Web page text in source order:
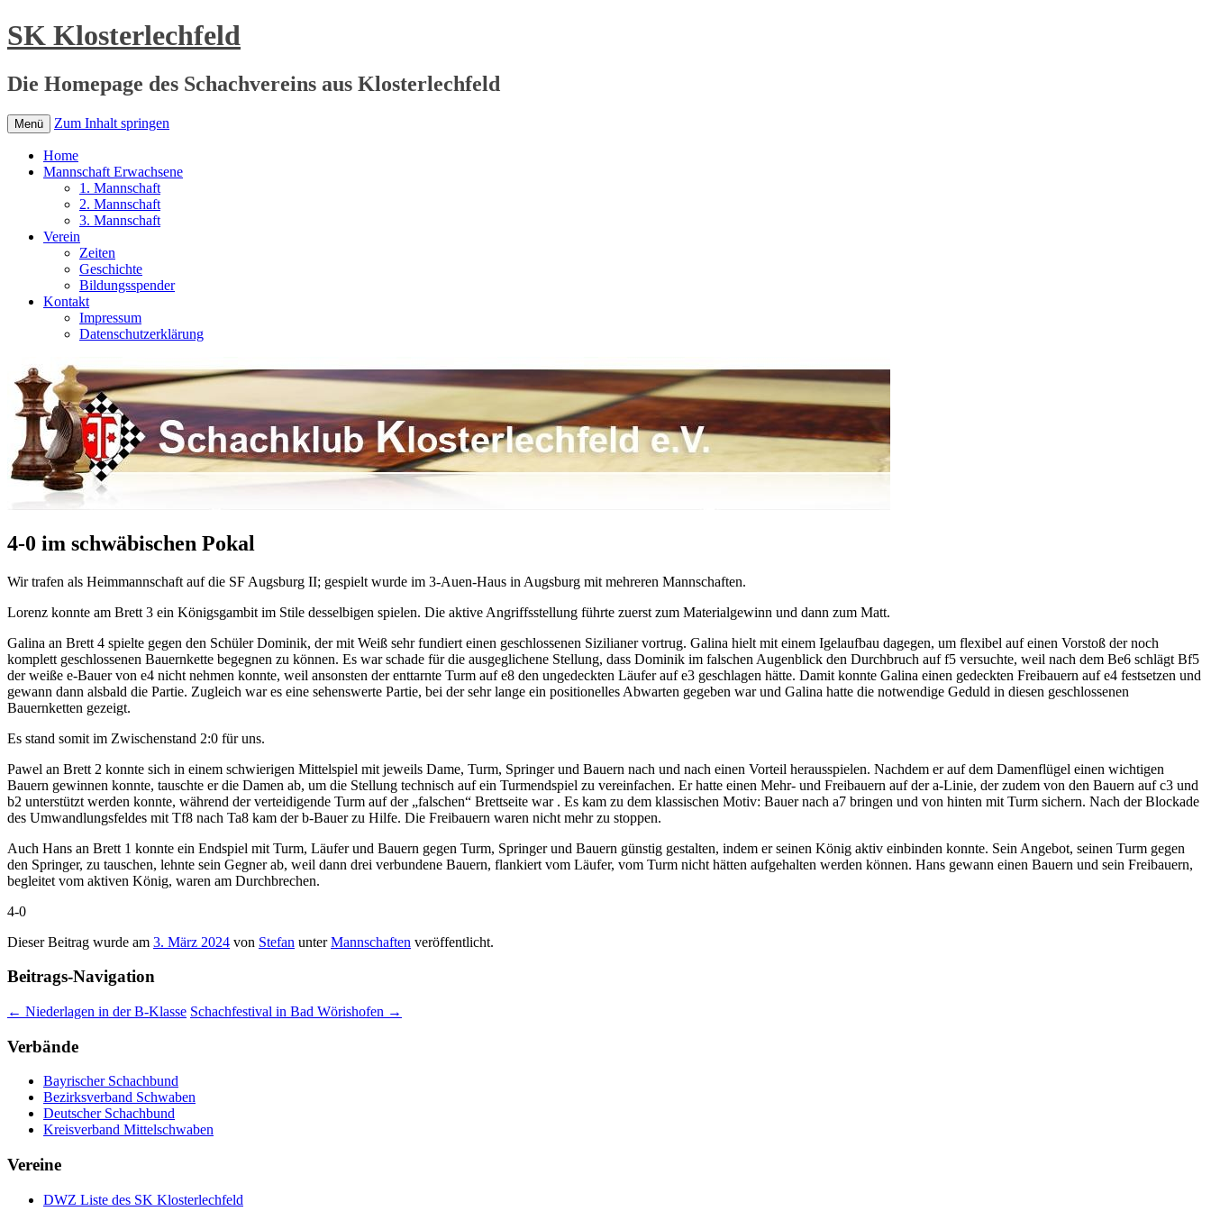
SK Klosterlechfeld
Die Homepage des Schachvereins aus Klosterlechfeld
Menü Zum Inhalt springen
Home
Mannschaft Erwachsene
1. Mannschaft
2. Mannschaft
3. Mannschaft
Verein
Zeiten
Geschichte
Bildungsspender
Kontakt
Impressum
Datenschutzerklärung
4-0 im schwäbischen Pokal
Wir trafen als Heimmannschaft auf die SF Augsburg II; gespielt wurde im 3-Auen-Haus in Augsburg mit mehreren Mannschaften.
Lorenz konnte am Brett 3 ein Königsgambit im Stile desselbigen spielen. Die aktive Angriffsstellung führte zuerst zum Materialgewinn und dann zum Matt.
Galina an Brett 4 spielte gegen den Schüler Dominik, der mit Weiß sehr fundiert einen geschlossenen Sizilianer vortrug. Galina hielt mit einem Igelaufbau dagegen, um flexibel auf einen Vorstoß der noch
komplett geschlossenen Bauernkette begegnen zu können. Es war schade für die ausgeglichene Stellung, dass Dominik im falschen Augenblick den Durchbruch auf f5 versuchte, weil nach dem Be6 schlägt Bf5
der weiße e-Bauer von e4 nicht nehmen konnte, weil ansonsten der enttarnte Turm auf e8 den ungedeckten Läufer auf e3 geschlagen hätte. Damit konnte Galina einen gedeckten Freibauern auf e4 festsetzen und
gewann dann alsbald die Partie. Zugleich war es eine sehenswerte Partie, bei der sehr lange ein positionelles Abwarten gegeben war und Galina hatte die notwendige Geduld in diesen geschlossenen
Bauernketten gezeigt.
Es stand somit im Zwischenstand 2:0 für uns.
Pawel an Brett 2 konnte sich in einem schwierigen Mittelspiel mit jeweils Dame, Turm, Springer und Bauern nach und nach einen Vorteil herausspielen. Nachdem er auf dem Damenflügel einen wichtigen
Bauern gewinnen konnte, tauschte er die Damen ab, um die Stellung technisch auf ein Turmendspiel zu vereinfachen. Er hatte einen Mehr- und Freibauern auf der a-Linie, der zudem von den Bauern auf c3 und
b2 unterstützt werden konnte, während der verteidigende Turm auf der „falschen“ Brettseite war . Es kam zu dem klassischen Motiv: Bauer nach a7 bringen und von hinten mit Turm sichern. Nach der Blockade
des Umwandlungsfeldes mit Tf8 nach Ta8 kam der b-Bauer zu Hilfe. Die Freibauern waren nicht mehr zu stoppen.
Auch Hans an Brett 1 konnte ein Endspiel mit Turm, Läufer und Bauern gegen Turm, Springer und Bauern günstig gestalten, indem er seinen König aktiv einbinden konnte. Sein Angebot, seinen Turm gegen
den Springer, zu tauschen, lehnte sein Gegner ab, weil dann drei verbundene Bauern, flankiert vom Läufer, vom Turm nicht hätten aufgehalten werden können. Hans gewann einen Bauern und sein Freibauern,
begleitet vom aktiven König, waren am Durchbrechen.
4-0
Dieser Beitrag wurde am 3. März 2024 von Stefan unterMannschaften veröffentlicht.
Beitrags-Navigation
← Niederlagen in der B-Klasse Schachfestival in Bad Wörishofen →
Verbände
Bayrischer Schachbund
Bezirksverband Schwaben
Deutscher Schachbund
Kreisverband Mittelschwaben
Vereine
DWZ Liste des SK Klosterlechfeld